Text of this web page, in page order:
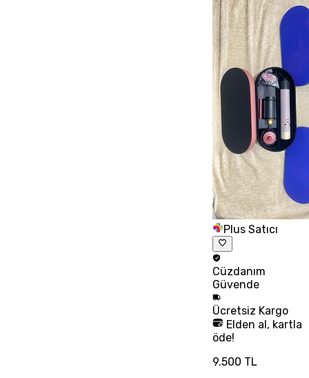
Plus Satıcı
Cüzdanım
Güvende
Ücretsiz Kargo
Elden al, kartla
öde!
9.500 TL